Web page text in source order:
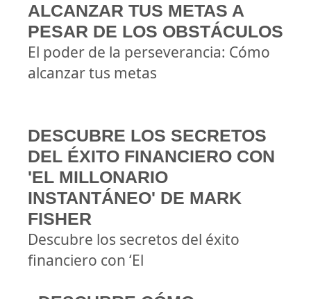
ALCANZAR TUS METAS A
PESAR DE LOS OBSTÁCULOS
El poder de la perseverancia: Cómo
alcanzar tus metas
DESCUBRE LOS SECRETOS
DEL ÉXITO FINANCIERO CON
'EL MILLONARIO
INSTANTÁNEO' DE MARK
FISHER
Descubre los secretos del éxito
financiero con ‘El